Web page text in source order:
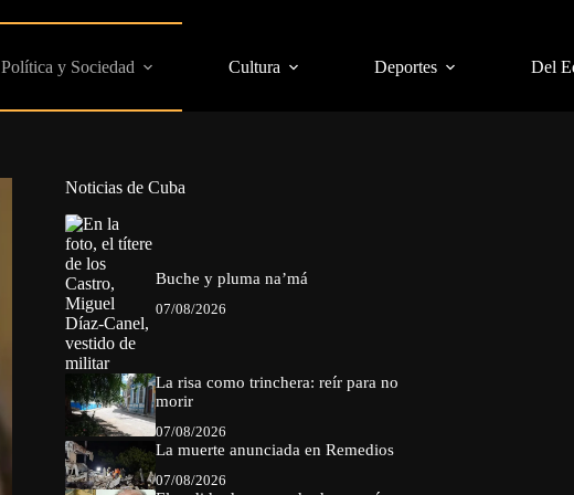
Política y Sociedad Cultura Deportes Del
Noticias de Cuba
Buche y pluma na’má
07/08/2026
La risa como trinchera: reír para no
morir
07/08/2026
La muerte anunciada en Remedios
07/08/2026